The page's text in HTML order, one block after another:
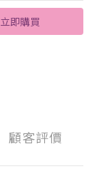
立即購買
顧客評價